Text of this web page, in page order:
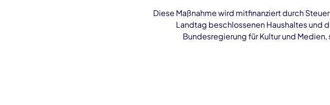
Diese Maßnahme wird mitfinanziert durch
Landtag beschlossenen Haushaltes und
Bundesregierung für Kultur und